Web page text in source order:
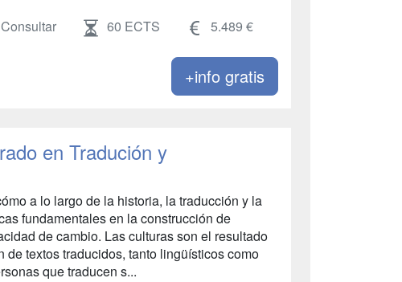
Consultar 60 ECTS 5.489 €
+info gratis
en Tradución y
a lo largo de la historia, la traducción y la
fundamentales en la construcción de
de cambio. Las culturas son el resultado
de textos traducidos, tanto lingüísticos como
que traducen s...